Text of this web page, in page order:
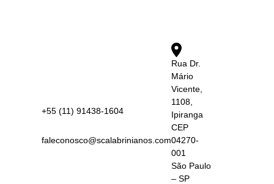
+55 (11) 91438-1604
faleconosco@scalabrinianos.com
Rua Dr.
Mário
Vicente,
1108,
Ipiranga
CEP
04270-
001
São Paulo
– SP